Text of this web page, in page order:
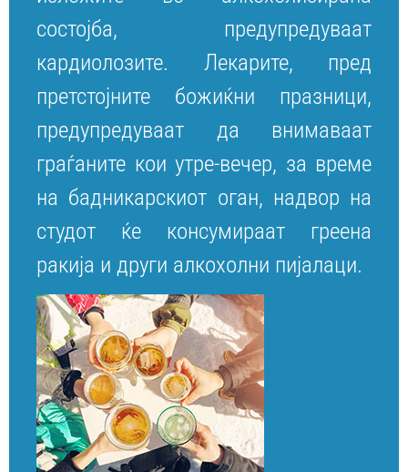
состојба, предупредуваат
кардиолозите. Лекарите, пред
претстојните божиќни празници,
предупредуваат да внимаваат
граѓаните кои утре-вечер, за време
на бадникарскиот оган, надвор на
студот ќе консумираат греена
ракија и други алкохолни пијалаци.